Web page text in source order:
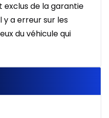
de la garantie
y a erreur sur les
du véhicule qui